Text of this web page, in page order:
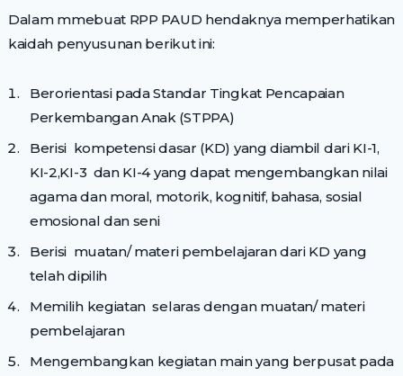
Dalam mmebuat RPP PAUD hendaknya memperhatikan
kaidah penyusunan berikut ini:
Berorientasi pada Standar Tingkat Pencapaian
Perkembangan Anak (STPPA)
Berisi kompetensi dasar (KD) yang diambil dari KI-1,
KI-2,KI-3 dan KI-4 yang dapat mengembangkan nilai
agama dan moral, motorik, kognitif, bahasa, sosial
emosional dan seni
Berisi muatan/ materi pembelajaran dari KD yang
telah dipilih
Memilih kegiatan selaras dengan muatan/ materi
pembelajaran
Mengembangkan kegiatan main yang berpusat pada